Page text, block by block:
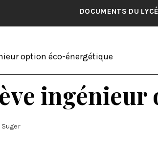
DOCUMENTS DU
option éco-énergétique
Suger